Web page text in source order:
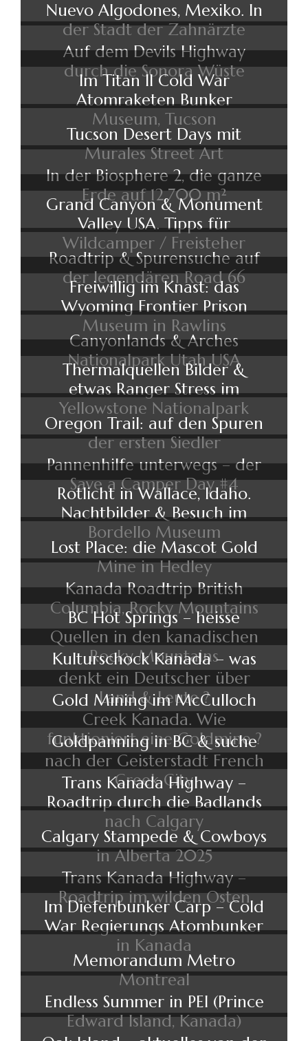
Nuevo Algodones, Mexiko. In
der Stadt der Zahnärzte
Auf dem Devils Highway
durch die Sonora Wüste
Im Titan II Cold War
Atomraketen Bunker
Museum, Tucson
Tucson Desert Days mit
Murales Street Art
In der Biosphere 2, die ganze
Erde auf 12.700 m²
Grand Canyon & Monument
Valley USA. Tipps für
Wildcamper / Freisteher
Roadtrip & Spurensuche auf
der legendären Road 66
Freiwillig im Knast: das
Wyoming Frontier Prison
Museum in Rawlins
Canyonlands & Arches
Nationalpark Utah USA
Thermalquellen Bilder &
etwas Ranger Stress im
Yellowstone Nationalpark
Oregon Trail: auf den Spuren
der ersten Siedler
Pannenhilfe unterwegs – der
Save a Camper Day #4
Rotlicht in Wallace, Idaho.
Nachtbilder & Besuch im
Bordello Museum
Lost Place: die Mascot Gold
Mine in Hedley
Kanada Roadtrip British
Columbia, Rocky Mountains
BC Hot Springs – heisse
Quellen in den kanadischen
Rocky Mountains
Kulturschock Kanada – was
denkt ein Deutscher über
Land & Leute ?
Gold Mining im McCulloch
Creek Kanada. Wie
funktioniert eine Goldmine ?
Goldpanning in BC & suche
nach der Geisterstadt French
Creek City
Trans Kanada Highway –
Roadtrip durch die Badlands
nach Calgary
Calgary Stampede & Cowboys
in Alberta 2025
Trans Kanada Highway –
Roadtrip im wilden Osten
Im Diefenbunker Carp – Cold
War Regierungs Atombunker
in Kanada
Memorandum Metro
Montreal
Endless Summer in PEI (Prince
Edward Island, Kanada)